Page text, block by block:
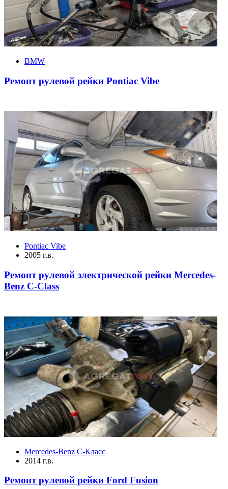
BMW
Ремонт рулевой рейки Pontiac Vibe
Pontiac Vibe
2005 г.в.
Ремонт рулевой электрической рейки Mercedes-
Benz C-Class
Mercedes-Benz C-Класс
2014 г.в.
Ремонт рулевой рейки Ford Fusion